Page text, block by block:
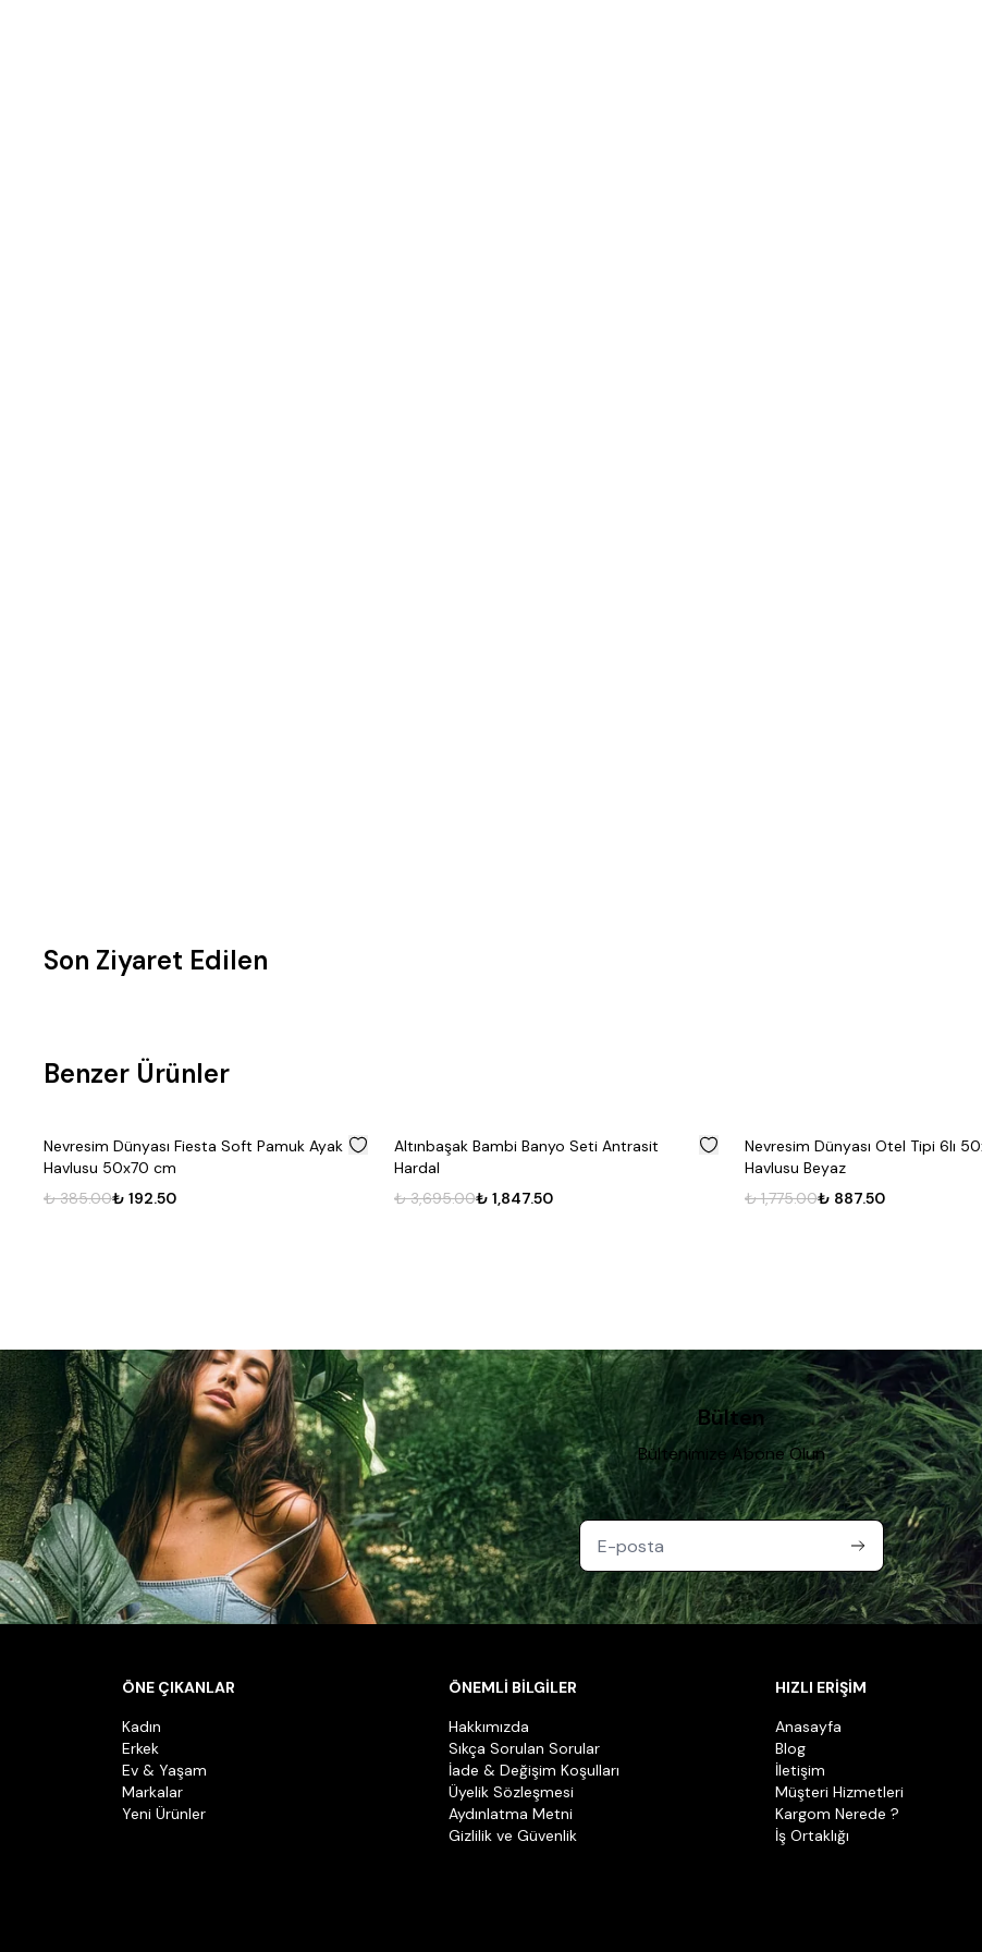
Son Ziyaret Edilen
Benzer Ürünler
50
Nevresim Dünyası Fiesta Soft Pamuk Ayak
Havlusu 50x70 cm
₺ 385.00₺ 192.50
50
Altınbaşak Bambi Banyo Seti Antrasit
Hardal
₺ 3,695.00₺ 1,847.50
Nevresim Dünyası Otel Tipi 6lı
Havlusu Beyaz
₺ 1,775.00₺ 887.50
Bülten
Bültenimize Abone Olun
ÖNE ÇIKANLAR
Kadın
Erkek
Ev & Yaşam
Markalar
Yeni Ürünler
ÖNEMLİ BİLGİLER
Hakkımızda
Sıkça Sorulan Sorular
İade & Değişim Koşulları
Üyelik Sözleşmesi
Aydınlatma Metni
Gizlilik ve Güvenlik
HIZLI ERİŞİM
Anasayfa
Blog
İletişim
Müşteri Hizmetleri
Kargom Nerede ?
İş Ortaklığı